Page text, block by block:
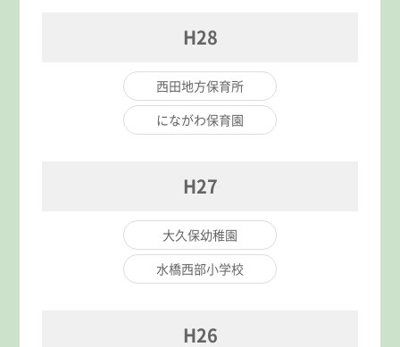
H28
西田地方保育所
にながわ保育園
H27
大久保幼稚園
水橋西部小学校
H26